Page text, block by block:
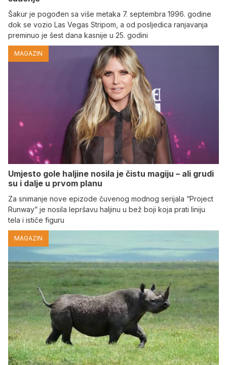
Šakur je pogođen sa više metaka 7. septembra 1996. godine
dok se vozio Las Vegas Stripom, a od posljedica ranjavanja
preminuo je šest dana kasnije u 25. godini
MAGAZIN
Umjesto gole haljine nosila je čistu magiju – ali grudi
su i dalje u prvom planu
Za snimanje nove epizode čuvenog modnog serijala “Project
Runway” je nosila lepršavu haljinu u bež boji koja prati liniju
tela i ističe figuru
MAGAZIN